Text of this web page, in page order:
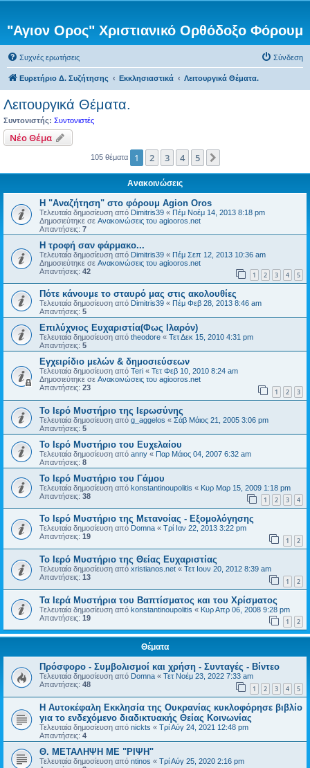
"Αγιον Ορος" Χριστιανικό Ορθόδοξο Φόρουμ
Συχνές ερωτήσεις Σύνδεση
Ευρετήριο Δ. Συζήτησης Εκκλησιαστικά Λειτουργικά Θέματα.
Λειτουργικά Θέματα.
Συντονιστής: Συντονιστές
Νέο Θέμα
105 θέματα 1 2 3 4 5
Ανακοινώσεις
Η "Αναζήτηση" στο φόρουμ Agion Oros
Τελευταία δημοσίευση από Dimitris39 « Πέμ Νοέμ 14, 2013 8:18 pm
Δημοσιεύτηκε σε Ανακοινώσεις του agiooros.net
Απαντήσεις: 7
H τροφή σαν φάρμακο...
Τελευταία δημοσίευση από Dimitris39 « Πέμ Σεπ 12, 2013 10:36 am
Δημοσιεύτηκε σε Ανακοινώσεις του agiooros.net
Απαντήσεις: 42 1 2 3 4 5
Πότε κάνουμε το σταυρό μας στις ακολουθίες
Τελευταία δημοσίευση από Dimitris39 « Πέμ Φεβ 28, 2013 8:46 am
Απαντήσεις: 5
Επιλύχνιος Ευχαριστία(Φως Ιλαρόν)
Τελευταία δημοσίευση από theodore « Τετ Δεκ 15, 2010 4:31 pm
Απαντήσεις: 5
Εγχειρίδιο μελών & δημοσιεύσεων
Τελευταία δημοσίευση από Teri « Τετ Φεβ 10, 2010 8:24 am
Δημοσιεύτηκε σε Ανακοινώσεις του agiooros.net
Απαντήσεις: 23 1 2 3
Το Ιερό Μυστήριο της Ιερωσύνης
Τελευταία δημοσίευση από g_aggelos « Σάβ Μάιος 21, 2005 3:06 pm
Απαντήσεις: 5
Το Ιερό Μυστήριο του Ευχελαίου
Τελευταία δημοσίευση από anny « Παρ Μάιος 04, 2007 6:32 am
Απαντήσεις: 8
Το Ιερό Μυστήριο του Γάμου
Τελευταία δημοσίευση από konstantinoupolitis « Κυρ Μαρ 15, 2009 1:18 pm
Απαντήσεις: 38 1 2 3 4
Το Ιερό Μυστήριο της Μετανοίας - Εξομολόγησης
Τελευταία δημοσίευση από Domna « Τρί Ιαν 22, 2013 3:22 pm
Απαντήσεις: 19 1 2
Το Ιερό Μυστήριο της Θείας Ευχαριστίας
Τελευταία δημοσίευση από xristianos.net « Τετ Ιουν 20, 2012 8:39 am
Απαντήσεις: 13 1 2
Τα Ιερά Μυστήρια του Βαπτίσματος και του Χρίσματος
Τελευταία δημοσίευση από konstantinoupolitis « Κυρ Απρ 06, 2008 9:28 pm
Απαντήσεις: 19 1 2
Θέματα
Πρόσφορο - Συμβολισμοί και χρήση - Συνταγές - Βίντεο
Τελευταία δημοσίευση από Domna « Τετ Νοέμ 23, 2022 7:33 am
Απαντήσεις: 48 1 2 3 4 5
Η Αυτοκέφαλη Eκκλησία της Ουκρανίας κυκλοφόρησε βιβλίο
για το ενδεχόμενο διαδικτυακής Θείας Κοινωνίας
Τελευταία δημοσίευση από nickts « Τρί Αύγ 24, 2021 12:48 pm
Απαντήσεις: 4
Θ. ΜΕΤΑΛΗΨΗ ΜΕ "ΡΙΨΗ"
Τελευταία δημοσίευση από ntinos « Τρί Αύγ 25, 2020 2:16 pm